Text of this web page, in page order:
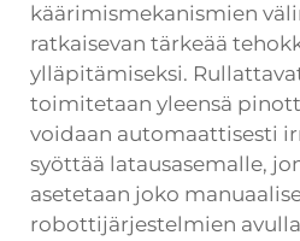
käärimismekanismien
ratkaisevan tärkeää
ylläpitämiseksi.
toimitetaan yleensä
voidaan automaattisesti
syöttää latausasemalle,
asetetaan joko
robottijärjestelmien